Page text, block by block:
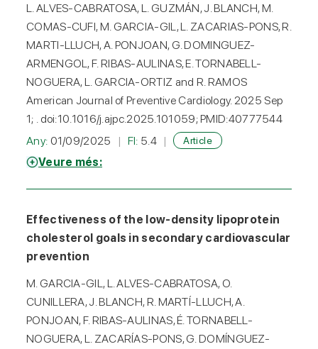
L. ALVES-CABRATOSA, L. GUZMÁN, J. BLANCH, M.
COMAS-CUFI, M. GARCIA-GIL, L. ZACARIAS-PONS, R.
MARTI-LLUCH, A. PONJOAN, G. DOMINGUEZ-
ARMENGOL, F. RIBAS-AULINAS, E. TORNABELL-
NOGUERA, L. GARCIA-ORTIZ and R. RAMOS
American Journal of Preventive Cardiology. 2025 Sep
1; . doi:10.1016/j.ajpc.2025.101059; PMID:40777544
Any: 01/09/2025 FI: 5.4 Article
Veure més:
Effectiveness of the low-density lipoprotein
cholesterol goals in secondary cardiovascular
prevention
M. GARCIA-GIL, L. ALVES-CABRATOSA, O.
CUNILLERA, J. BLANCH, R. MARTÍ-LLUCH, A.
PONJOAN, F. RIBAS-AULINAS, É. TORNABELL-
NOGUERA, L. ZACARÍAS-PONS, G. DOMÍNGUEZ-